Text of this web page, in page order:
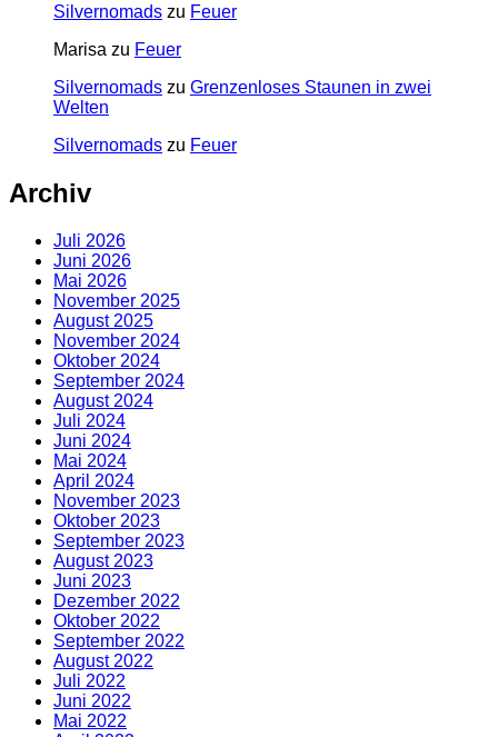
Silvernomads zu Feuer
Marisa zu Feuer
Silvernomads zu Grenzenloses Staunen in zwei
Welten
Silvernomads zu Feuer
Archiv
Juli 2026
Juni 2026
Mai 2026
November 2025
August 2025
November 2024
Oktober 2024
September 2024
August 2024
Juli 2024
Juni 2024
Mai 2024
April 2024
November 2023
Oktober 2023
September 2023
August 2023
Juni 2023
Dezember 2022
Oktober 2022
September 2022
August 2022
Juli 2022
Juni 2022
Mai 2022